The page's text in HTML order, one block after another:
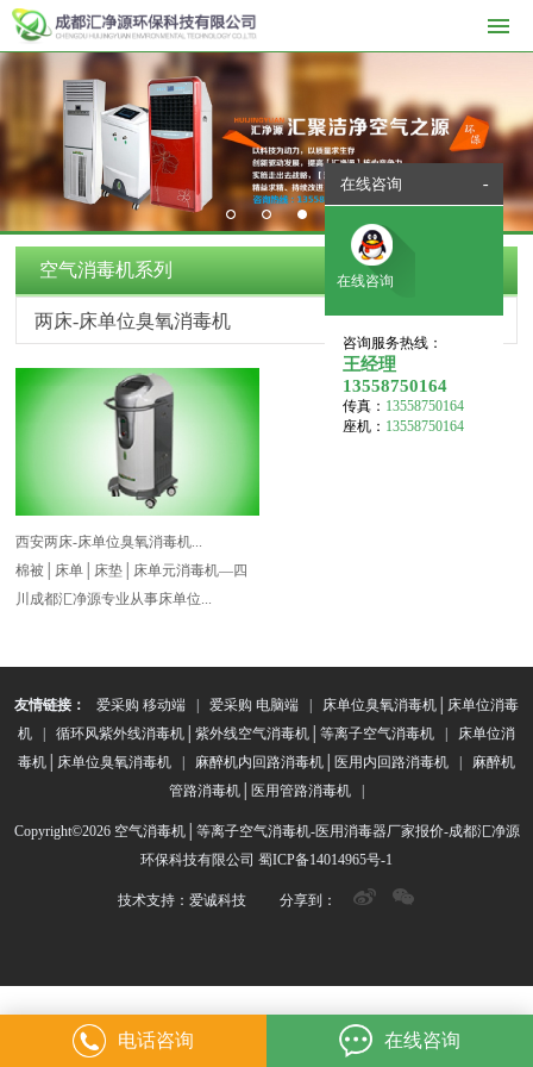
1 2 3
空气消毒机系列
两床-床单位臭氧消毒机
西安两床-床单位臭氧消毒机...
棉被│床单│床垫│床单元消毒机—四
川成都汇净源专业从事床单位...
友情链接： 爱采购 移动端 | 爱采购 电脑端 | 床单位臭氧消毒机│床单位消毒
机 | 循环风紫外线消毒机│紫外线空气消毒机│等离子空气消毒机 | 床单位消
毒机│床单位臭氧消毒机 | 麻醉机内回路消毒机│医用内回路消毒机 | 麻醉机
管路消毒机│医用管路消毒机 |
Copyright©2026 空气消毒机│等离子空气消毒机-医用消毒器厂家报价-成都汇净源
环保科技有限公司 蜀ICP备14014965号-1
技术支持： 爱诚科技 分享到：
电话咨询 在线咨询
-
在线咨询
在线咨询
咨询服务热线：
王经理
13558750164
传真： 13558750164
座机： 13558750164